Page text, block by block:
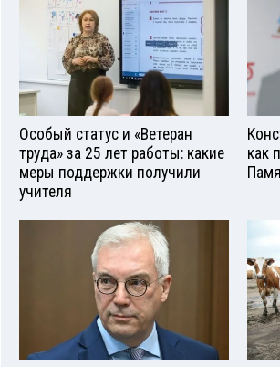
Особый статус и «Ветеран
труда» за 25 лет работы: какие
меры поддержки получили
учителя
как